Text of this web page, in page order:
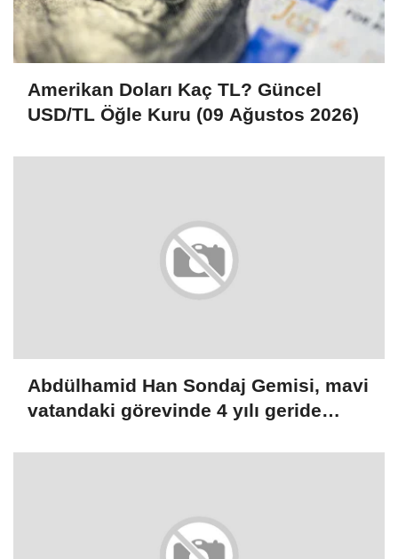
Amerikan Doları Kaç TL? Güncel
USD/TL Öğle Kuru (09 Ağustos 2026)
Abdülhamid Han Sondaj Gemisi, mavi
vatandaki görevinde 4 yılı geride